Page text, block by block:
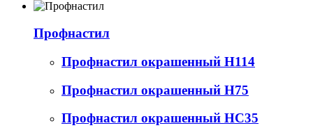
Профнастил
Профнастил окрашенный Н114
Профнастил окрашенный Н75
Профнастил окрашенный НС35